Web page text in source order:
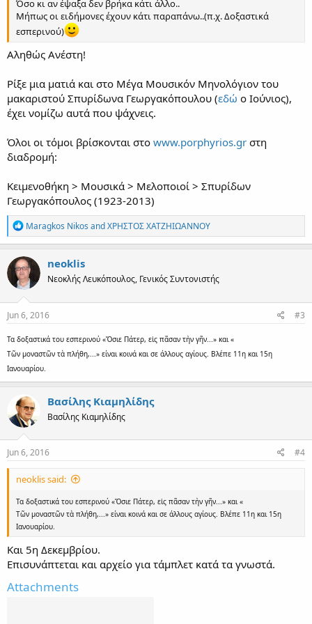
Όσο κι αν έψαξα δεν βρήκα κάτι άλλο..
Μήπως οι ειδήμονες έχουν κάτι παραπάνω..(π.χ. Δοξαστικά
εσπερινού)
Αληθώς Ανέστη!
Ρίξε μια ματιά και στο Μέγα Μουσικόν Μηνολόγιον του
μακαριστού Σπυρίδωνα Γεωργακόπουλου (εδώ ο Ιούνιος),
έχει νομίζω αυτά που ψάχνεις.
Όλοι οι τόμοι βρίσκονται στο www.porphyrios.gr στη
διαδρομή:
Κειμενοθήκη > Μουσικά > Μελοποιοί > Σπυρίδων
Γεωργακόπουλος (1923-2013)
R
e
a
c
t
i
o
n
s
Maragkos Nikos andΧΡΗΣΤΟΣ ΧΑΤΖΗΙΩΑΝΝΟΥ
neoklis
Νεοκλής Λευκόπουλος, Γενικός Συντονιστής
Jun 6, 2016 #3
Τα δοξαστικά του εσπερινού «Ὅσιε Πάτερ, εἰς πᾶσαν τὴν γῆν...» και «
Τῶν μοναστῶν τὰ πλήθη,...» είναι κοινά και σε άλλους αγίους. Βλέπε 11η και 15η
Ιανουαρίου.
Βασίλης Κιαμηλίδης
Βασίλης Κιαμηλίδης
Jun 6, 2016 #4
neoklis said:
Τα δοξαστικά του εσπερινού «Ὅσιε Πάτερ, εἰς πᾶσαν τὴν γῆν...» και «
Τῶν μοναστῶν τὰ πλήθη,...» είναι κοινά και σε άλλους αγίους. Βλέπε 11η και 15η
Ιανουαρίου.
Και 5η Δεκεμβρίου.
Επισυνάπτεται και αρχείο για τάμπλετ κατά τα γνωστά.
Attachments